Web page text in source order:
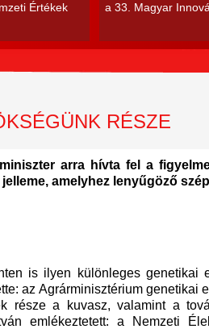
Értékek
a 33. Magyar
RÉSZE
arra hívta fel a
amelyhez lenyűgöző
is ilyen különleges genetikai
az Agrárminisztérium genetikai
része a kuvasz, valamint a
emlékeztetett: a Nemzeti